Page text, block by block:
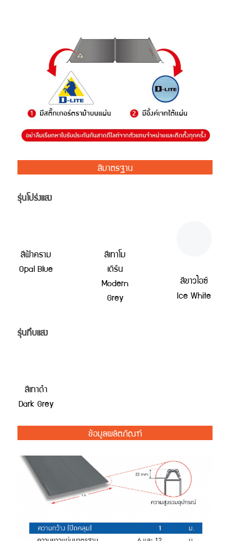
สีมาตรฐาน
รุ่นโปร่งแสง
สีฟ้าคราม
Opal Blue
สีเทาโม
เดิร์น
Modern
Grey
สีขาวไอซ์
Ice White
รุ่นทึบแสง
สีเทาดำ
Dark Grey
ข้อมูลผลิตภัณฑ์